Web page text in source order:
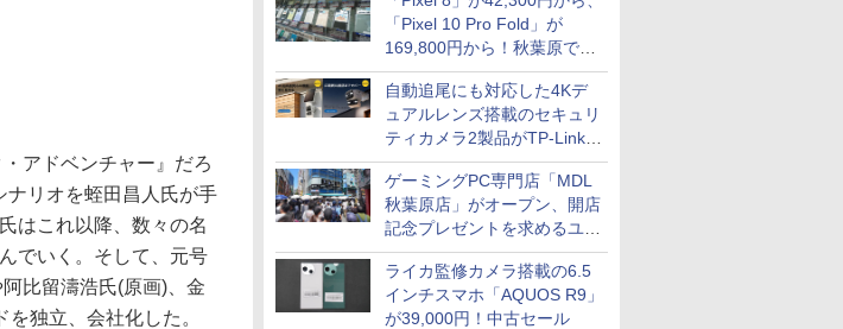
「Pixel 10 Pro Fold」が
169,800円から！秋葉原で中
古のPixelシリーズがお買い得
自動追尾にも対応した4Kデ
ュアルレンズ搭載のセキュリ
ティカメラ2製品がTP-Linkか
ら
ゲーミングPC専門店「MDL
秋葉原店」がオープン、開店
記念プレゼントを求めるユー
ザーが押し寄せ長蛇の列に
ライカ監修カメラ搭載の6.5
インチスマホ「AQUOS R9」
が39,000円！中古セール
アドベンチャー』だろ
ナリオを蛭田昌人氏が手
はこれ以降、数々の名
でいく。そして、元号
比留濤浩氏(原画)、金
独立、会社化した。